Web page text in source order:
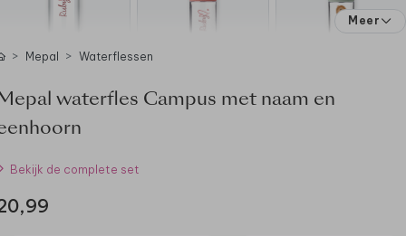
Meer
Mepal Waterflessen
waterfles Campus met naam en
Bekijk de complete set